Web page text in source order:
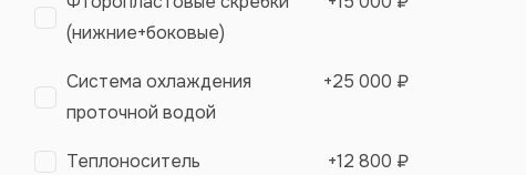
(нижние+боковые)
Система охлаждения
проточной водой
+25 000 ₽
Теплоноситель +12 800 ₽